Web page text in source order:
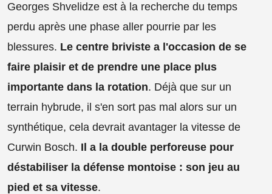
Georges Shvelidze est à la recherche du temps
perdu après une phase aller pourrie par les
blessures. Le centre briviste a l'occasion de se
faire plaisir et de prendre une place plus
importante dans la rotation. Déjà que sur un
terrain hybrude, il s'en sort pas mal alors sur un
synthétique, cela devrait avantager la vitesse de
Curwin Bosch. Il a la double perforeuse pour
déstabiliser la défense montoise : son jeu au
pied et sa vitesse.